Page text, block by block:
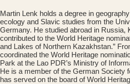
Martin Lenk holds a degree in
ecology and Slavic studies from the
Germany. He studied abroad in Russia,
contributed to the World Heritage
and Lakes of Northern Kazakhstan.”
coordinated the World Heritage
Park at the Lao PDR’s Ministry of
He is a member of the German Society
has served on the board of World